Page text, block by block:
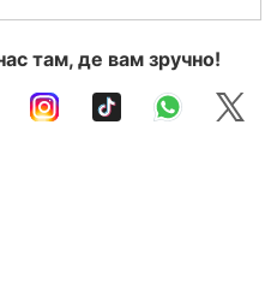
там, де вам зручно!